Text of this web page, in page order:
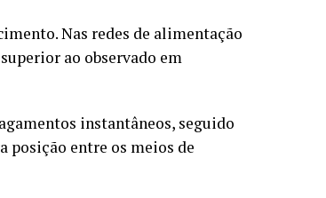
Nas redes de alimentação
ao observado em
instantâneos, seguido
posição entre os meios de